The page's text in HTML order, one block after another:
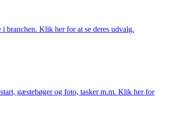
branchen. Klik her for at se deres udvalg.
gæstebøger og foto, tasker m.m. Klik her for